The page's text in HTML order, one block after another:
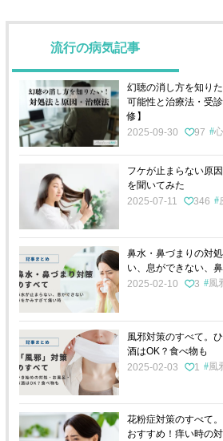
流行の病気記事
幻聴の消し方を知り
可能性と治療法・受
修】
2025-09-30
97 心
フケが止まらない原
を聞いてみた
2025-07-11
346
鼻水・鼻づまりの対
い、息ができない、
2025-02-10
3 風
風邪対策のすべて。
酒はOK？食べ物も
2025-02-03
1 風
花粉症対策のすべて
おすすめ！痒い時の